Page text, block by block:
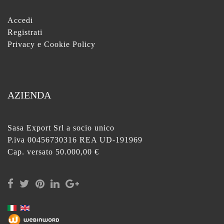
Accedi
Registrati
Privacy e Cookie Policy
AZIENDA
Sasa Export Srl a socio unico
P.iva 00456730316 REA UD-191969
Cap. versato 50.000,00 €